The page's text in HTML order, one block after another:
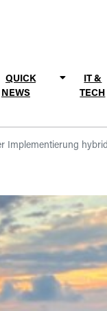
QUICK
NEWS
IT &
TECH
Implementierung